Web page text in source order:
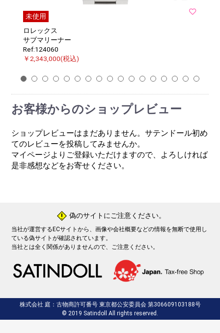
未使用
ロレックス
サブマリーナー
Ref:124060
￥2,343,000(税込)
1 2 3 4 5 6 7 8 9 10 11 12 13 14 15 16 17
お客様からのショップレビュー
ショップレビューはまだありません。サテンドール初め
てのレビューを投稿してみませんか。
マイページよりご登録いただけますので、よろしければ
是非感想などをお寄せください。
! 偽のサイトにご注意ください。
当社が運営するECサイトから、画像や会社概要などの情報を無断で使用し
ている偽サイトが確認されています。
当社とは全く関係がありませんので、ご注意ください。
株式会社 庭：古物商許可番号 東京都公安委員会 第306609103188号
© 2019 Satindoll All rights reserved.